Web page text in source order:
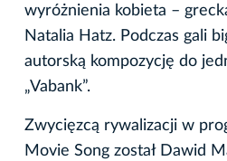
wyróżnienia kobieta –
Natalia Hatz. Podczas gali
autorską kompozycję do
„Vabank”.
Zwycięzcą rywalizacji w
Movie Song został Dawid